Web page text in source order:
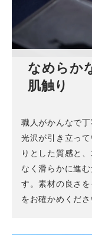
なめらか
肌触り
職人がかんなで
光沢が引き立っ
りとした質感と
なく滑らかに進
す。素材の良さ
をお確かめくださ